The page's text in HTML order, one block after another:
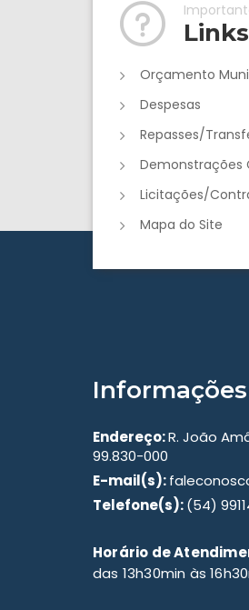
Orçamento
Despesas
Repasses/
Demonstrações
Licitações/
Mapa do Site
Endereço:R. João
99.830-000
E-mail(s):
Telefone(s):(54)
Horário de
das 13h30min às